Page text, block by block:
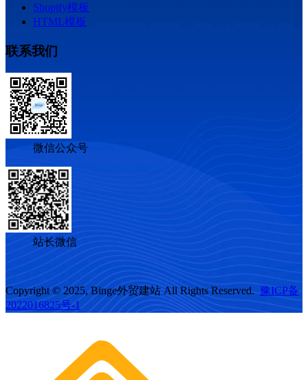
Shopify模板
HTML模板
联系我们
微信公众号
站长微信
Copyright © 2025, Binge外贸建站 All Rights Reserved. 豫ICP备
2022016825号-1